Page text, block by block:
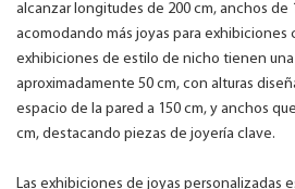
alcanzar longitudes de 200 cm, anchos de
acomodando más joyas para exhibiciones
exhibiciones de estilo de nicho tienen
aproximadamente 50 cm, con alturas
espacio de la pared a 150 cm, y anchos
cm, destacando piezas de joyería clave.
Las exhibiciones de joyas personalizadas